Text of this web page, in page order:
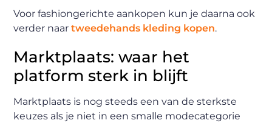
Voor fashiongerichte aankopen kun je daarna ook
verder naartweedehands kleding kopen.
Marktplaats: waar het
platform sterk in blijft
Marktplaats is nog steeds een van de sterkste
keuzes als je niet in een smalle modecategorie